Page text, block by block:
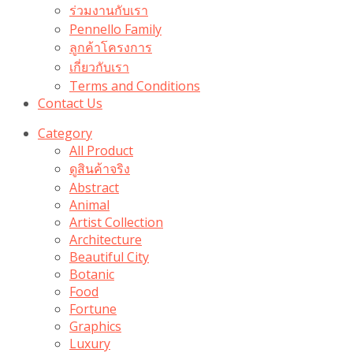
ร่วมงานกับเรา
Pennello Family
ลูกค้าโครงการ
เกี่ยวกับเรา
Terms and Conditions
Contact Us
Category
All Product
ดูสินค้าจริง
Abstract
Animal
Artist Collection
Architecture
Beautiful City
Botanic
Food
Fortune
Graphics
Luxury